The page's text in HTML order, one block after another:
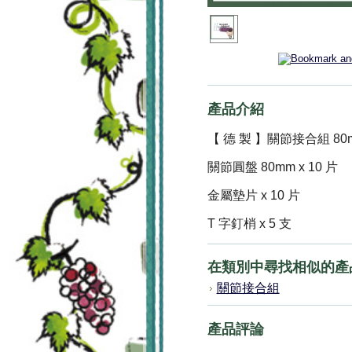
產品介紹
【 德 製 】關節接合組
關節圓盤 80mm x 10 片
金屬墊片 x 10 片
T 字釘梢 x 5 支
在類別中尋找相似的產
關節接合組
產品評論